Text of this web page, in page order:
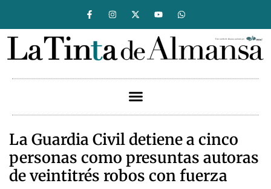
La Guardia Civil detiene a cinco
personas como presuntas autoras
de veintitrés robos con fuerza